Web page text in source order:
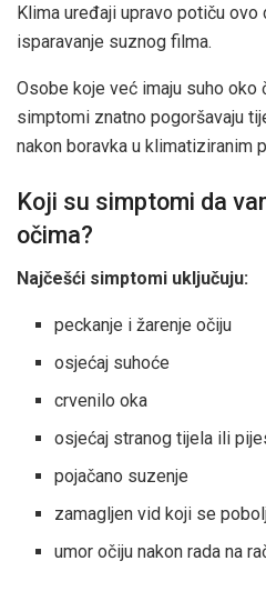
Klima uređaji upravo potiču
isparavanje suznog filma.
Osobe koje već imaju suho oko
simptomi znatno pogoršavaju
nakon boravka u klimatiziranim
Koji su simptomi da
očima?
Najčešći simptomi uključuju:
peckanje i žarenje očiju
osjećaj suhoće
crvenilo oka
osjećaj stranog tijela ili
pojačano suzenje
zamagljen vid koji se
umor očiju nakon rada na